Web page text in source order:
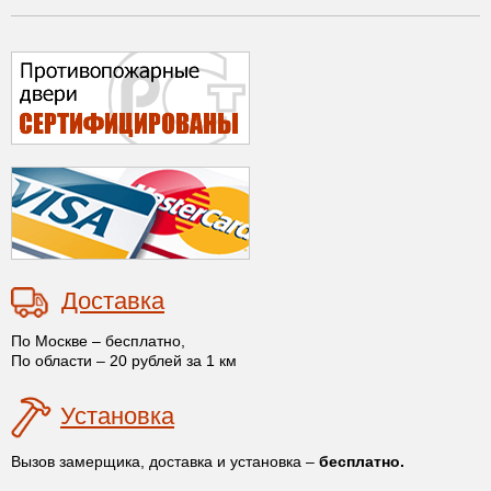
Доставка
По Москве – бесплатно,
По области – 20 рублей за 1 км
Установка
Вызов замерщика, доставка и установка – бесплатно.